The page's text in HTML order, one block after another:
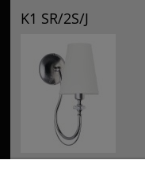
K1 SR/2S/J